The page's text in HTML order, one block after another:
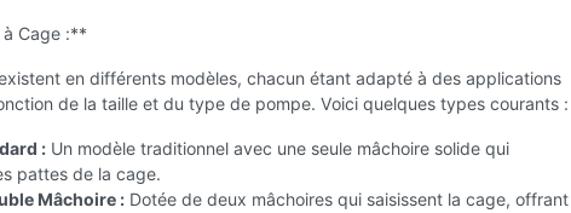
Cage :**
en différents modèles, chacun étant adapté à des applications
de la taille et du type de pompe. Voici quelques types courants :
: Un modèle traditionnel avec une seule mâchoire solide qui
pattes de la cage.
Mâchoire : Dotée de deux mâchoires qui saisissent la cage, offrant